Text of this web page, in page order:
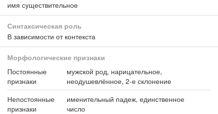
имя существительное
Синтаксическая роль
В зависимости от контекста
Морфологические признаки
Постоянные
признаки
мужской род, нарицательное,
неодушевлённое, 2-е склонение
Непостоянные
признаки
именительный падеж, единственное
число